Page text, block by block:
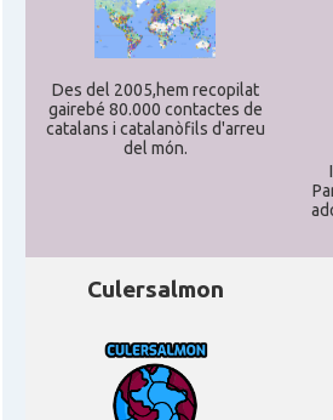
Des del 2005,hem recopilat
gairebé 80.000 contactes de
catalans i catalanòfils d'arreu
del món.
Culersalmon